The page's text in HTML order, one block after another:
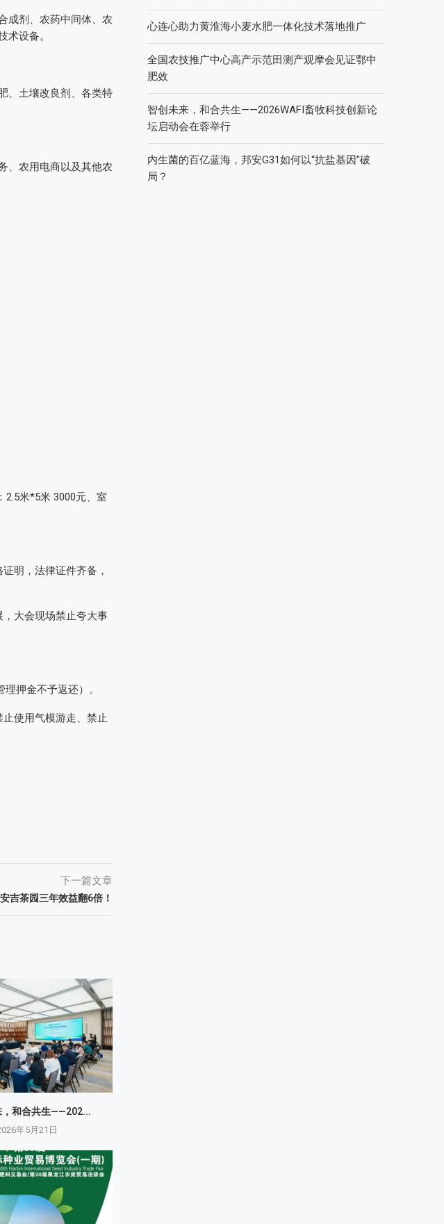
成剂、农药中间体、农
设备。
、土壤改良剂、各类特
、农用电商以及其他农
2.5米*5米 3000元、室
明，法律证件齐备，
大会现场禁止夸大事
押金不予返还）。
使用气模游走、禁止
下一篇文章
吉茶园三年效益翻6倍！
，和合共生——202...
年5月21日
心连心助力黄淮海小麦水肥一体化技术落地推广
全国农技推广中心高产示范田测产观摩会见证鄂中
肥效
智创未来，和合共生——2026WAFI畜牧科技创新论
坛启动会在蓉举行
内生菌的百亿蓝海，邦安G31如何以“抗盐基因”破
局？